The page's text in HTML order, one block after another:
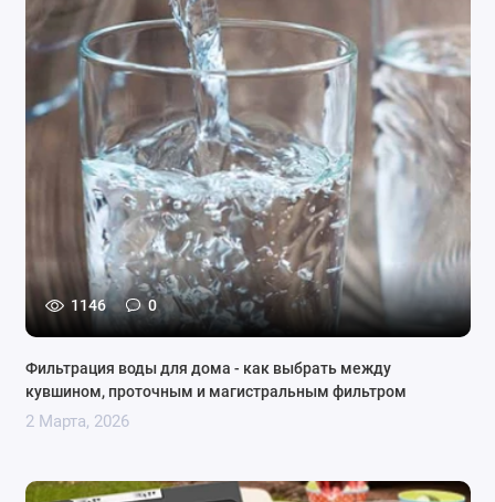
1146 0
Фильтрация воды для дома - как выбрать между
кувшином, проточным и магистральным фильтром
2 Марта, 2026